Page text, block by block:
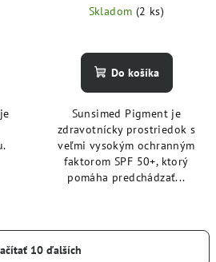
Skladom (2 ks)
Do košíka
Sunsimed Pigment je
zdravotnícky prostriedok s
veľmi vysokým ochranným
faktorom SPF 50+, ktorý
pomáha predchádzať...
10 ďalších